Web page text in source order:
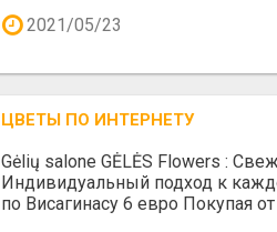
2021/05/23
ЦВЕТЫ ПО ИНТЕРНЕТУ
Gėlių salone GĖLĖS Flowers :
Индивидуальный подход к
по Висагинасу 6 евро Покупая